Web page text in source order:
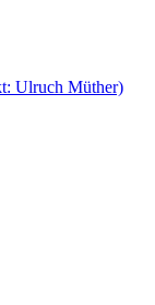
Ulruch Müther)